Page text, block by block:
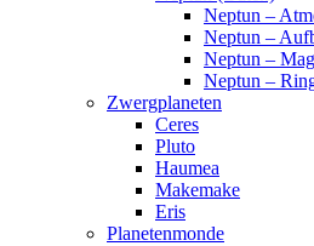
Neptun –
Neptun –
Neptun –
Neptun –
Zwergplaneten
Ceres
Pluto
Haumea
Makemake
Eris
Planetenmonde